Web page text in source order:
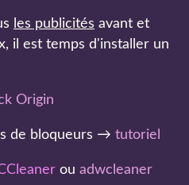
les publicités avant et
il est temps d'installer un
Origin
de bloqueurs → tutoriel
ou adwcleaner